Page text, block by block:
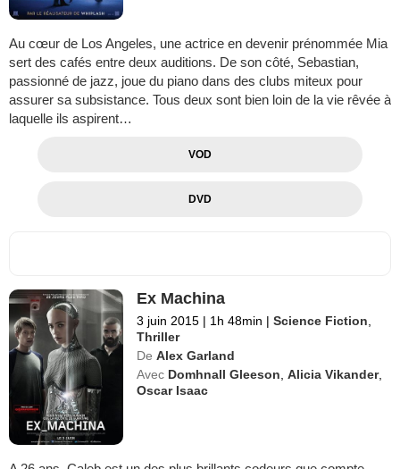
Au cœur de Los Angeles, une actrice en devenir prénommée Mia
sert des cafés entre deux auditions. De son côté, Sebastian,
passionné de jazz, joue du piano dans des clubs miteux pour
assurer sa subsistance. Tous deux sont bien loin de la vie rêvée à
laquelle ils aspirent…
VOD
DVD
Ex Machina
3 juin 2015 | 1h 48min | Science Fiction
Thriller
De Alex Garland
Avec Domhnall Gleeson ,Alicia Vikander,
Oscar Isaac